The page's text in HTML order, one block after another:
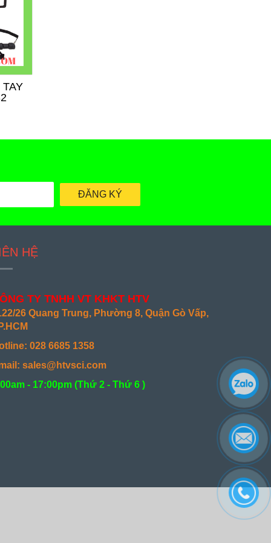
ĐĂNG KÝ
HỆ
TY TNHH VT KHKT HTV
26 Quang Trung, Phường 8, Quận Gò Vấp,
028 6685 1358
sales@htvsci.com
- 17:00pm (Thứ 2 - Thứ 6 )